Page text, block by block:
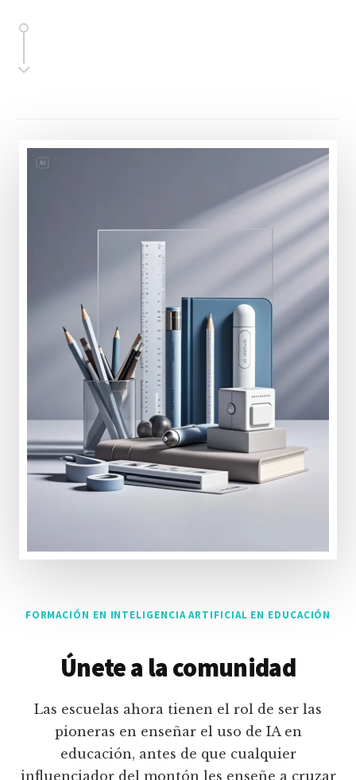
FORMACIÓN EN INTELIGENCIA ARTIFICIAL EN EDUCACIÓN
Únete a la comunidad
Las escuelas ahora tienen el rol de ser las
pioneras en enseñar el uso de IA en
educación, antes de que cualquier
influenciador del montón les enseñe a cruzar